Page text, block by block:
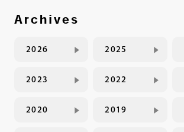
Archives
2026 2025
2023 2022
2020 2019